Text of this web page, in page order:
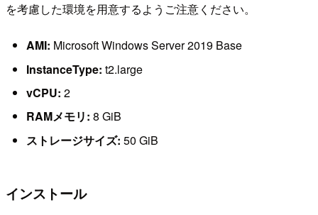
を考慮した環境を用意するようご注意ください。
AMI: Microsoft Windows Server 2019 Base
InstanceType: t2.large
vCPU: 2
RAMメモリ: 8 GiB
ストレージサイズ: 50 GiB
インストール